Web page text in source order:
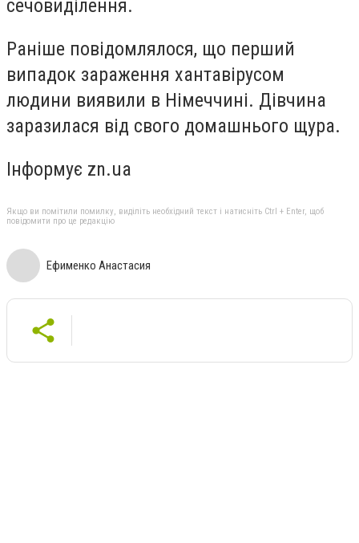
сечовиділення.
Раніше повідомлялося, що перший
випадок зараження хантавірусом
людини виявили в Німеччині. Дівчина
заразилася від свого домашнього щура.
Інформує zn.ua
Якщо ви помітили помилку, виділіть необхідний текст і натисніть Ctrl + Enter, щоб
повідомити про це редакцію
Ефименко Анастасия